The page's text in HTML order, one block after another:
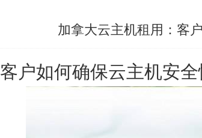
加拿大云主机租用：客
客户如何确保云主机安